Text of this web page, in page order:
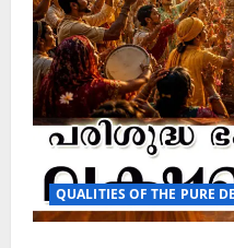
QUALITIES OF THE